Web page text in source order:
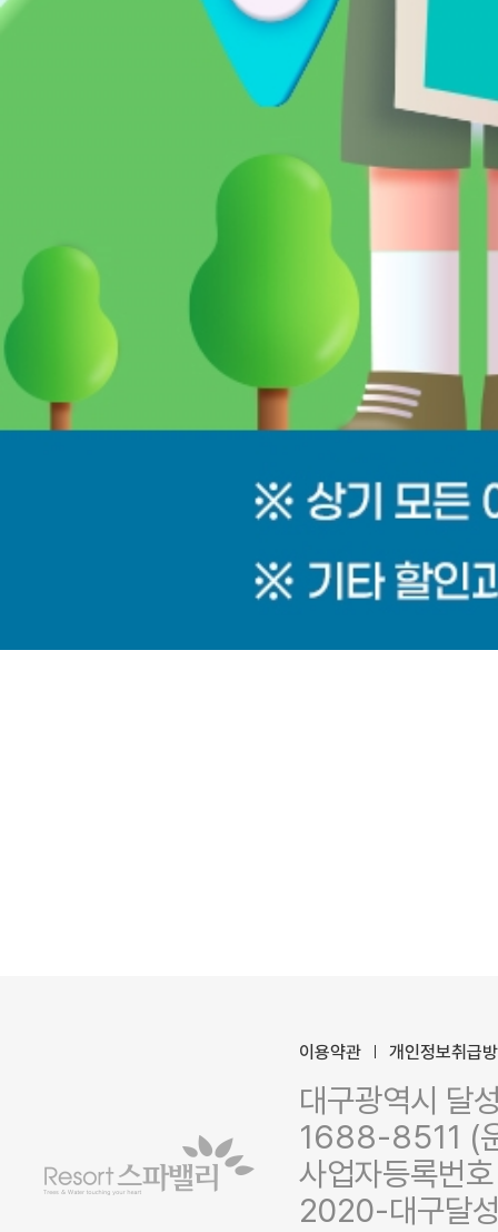
이용약관 개인정보취급
대구광역시 달
1688-8511 (
사업자등록번
2020-대구달